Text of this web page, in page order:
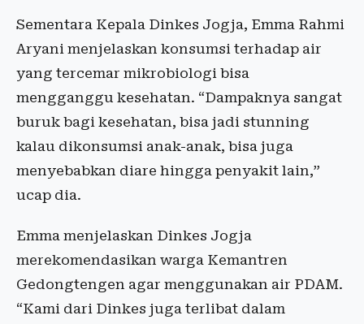
Sementara Kepala Dinkes Jogja, Emma Rahmi
Aryani menjelaskan konsumsi terhadap air
yang tercemar mikrobiologi bisa
mengganggu kesehatan. “Dampaknya sangat
buruk bagi kesehatan, bisa jadi stunning
kalau dikonsumsi anak-anak, bisa juga
menyebabkan diare hingga penyakit lain,”
ucap dia.
Emma menjelaskan Dinkes Jogja
merekomendasikan warga Kemantren
Gedongtengen agar menggunakan air PDAM.
“Kami dari Dinkes juga terlibat dalam